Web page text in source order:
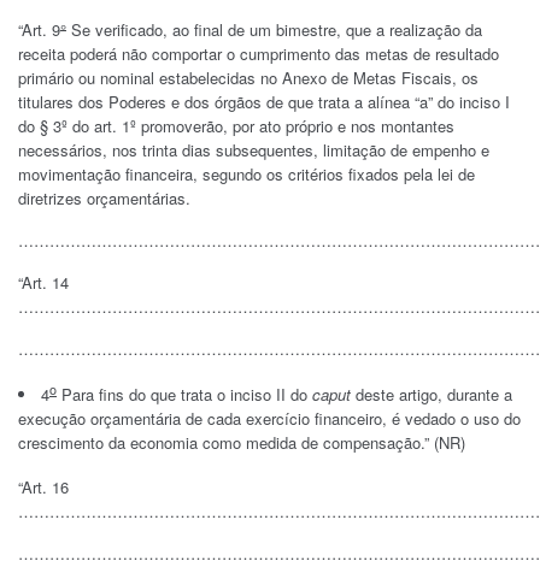
“Art. 9° Se verificado, ao final de um bimestre, que a realização da
receita poderá não comportar o cumprimento das metas de resultado
primário ou nominal estabelecidas no Anexo de Metas Fiscais, os
titulares dos Poderes e dos órgãos de que trata a alínea “a” do inciso I
do § 3º do art. 1º promoverão, por ato próprio e nos montantes
necessários, nos trinta dias subsequentes, limitação de empenho e
movimentação financeira, segundo os critérios fixados pela lei de
diretrizes orçamentárias.
“Art. 14
4o Para fins do que trata o inciso II do caput deste artigo, durante a
execução orçamentária de cada exercício financeiro, é vedado o uso do
crescimento da economia como medida de compensação.” (NR)
“Art. 16